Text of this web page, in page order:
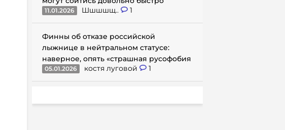
11.01.2026 Шшшшщ.. 1
Финны об отказе российской
лыжнице в нейтральном статусе:
наверное, опять «страшная русофобия
05.01.2026 костя луговой 1